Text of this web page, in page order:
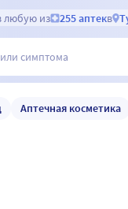
любую из 255 аптекв
Аптечная косметика